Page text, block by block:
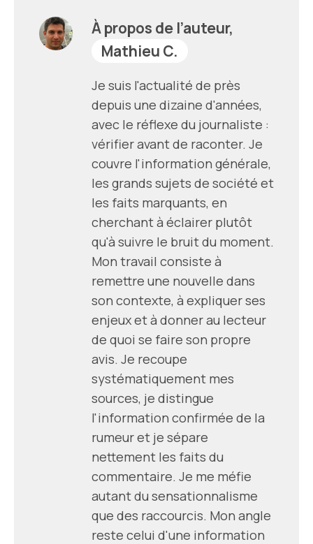
À propos de l’auteur,
Mathieu C.
Je suis l'actualité de près
depuis une dizaine d'années,
avec le réflexe du journaliste :
vérifier avant de raconter. Je
couvre l'information générale,
les grands sujets de société et
les faits marquants, en
cherchant à éclairer plutôt
qu'à suivre le bruit du moment.
Mon travail consiste à
remettre une nouvelle dans
son contexte, à expliquer ses
enjeux et à donner au lecteur
de quoi se faire son propre
avis. Je recoupe
systématiquement mes
sources, je distingue
l'information confirmée de la
rumeur et je sépare
nettement les faits du
commentaire. Je me méfie
autant du sensationnalisme
que des raccourcis. Mon angle
reste celui d'une information